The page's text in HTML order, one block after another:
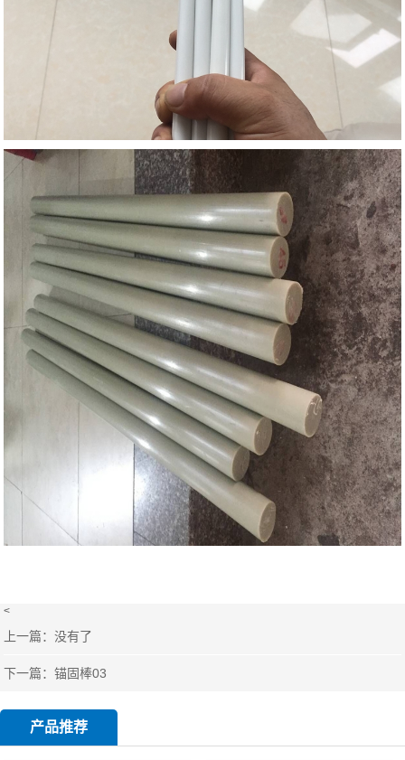
<
上一篇：没有了
下一篇：锚固棒03
产品推荐